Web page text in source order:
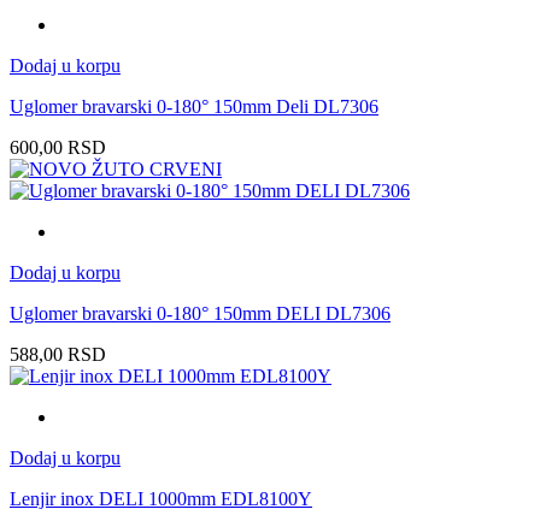
Dodaj u korpu
Uglomer bravarski 0-180° 150mm Deli DL7306
600,00 RSD
Dodaj u korpu
Uglomer bravarski 0-180° 150mm DELI DL7306
588,00 RSD
Dodaj u korpu
Lenjir inox DELI 1000mm EDL8100Y